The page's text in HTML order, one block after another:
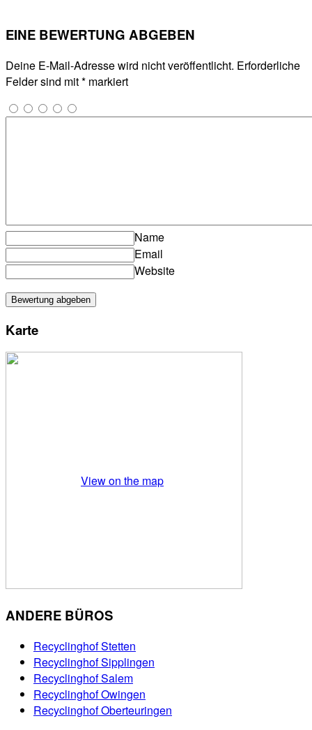
EINE BEWERTUNG ABGEBEN
Deine E-Mail-Adresse wird nicht veröffentlicht. Erforderliche
Felder sind mit* markiert
Name
Email
Website
Karte
View on the map
ANDERE BÜROS
Recyclinghof Stetten
Recyclinghof Sipplingen
Recyclinghof Salem
Recyclinghof Owingen
Recyclinghof Oberteuringen